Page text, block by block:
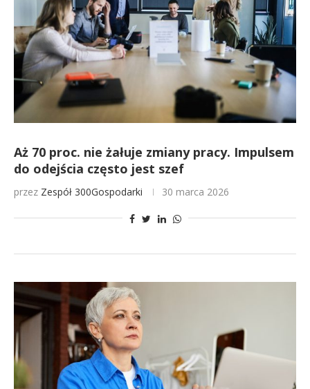
Aż 70 proc. nie żałuje zmiany pracy. Impulsem
do odejścia często jest szef
przez Zespół 300Gospodarki 30 marca 2026